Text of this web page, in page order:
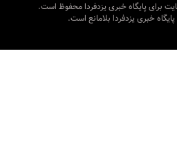
برای پایگاه خبری یزدفردا محفوظ است.
خبری یزدفردا بلامانع است.